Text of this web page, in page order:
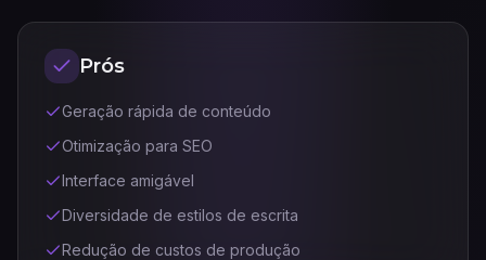
Prós
Geração rápida de conteúdo
Otimização para SEO
Interface amigável
Diversidade de estilos de escrita
Redução de custos de produção